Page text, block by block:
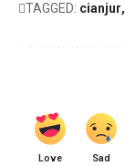
TAGGED: cianjur
Love Sad